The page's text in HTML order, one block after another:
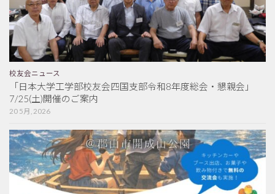
校友会ニュース
「日本大学工学部校友会四国支部令和8年度総会・懇親会」
7/25(土)開催のご案内
20 5月, 2026